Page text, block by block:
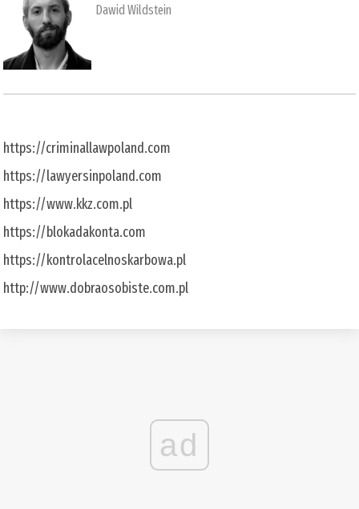
Dawid Wildstein
https://criminallawpoland.com
https://lawyersinpoland.com
https://www.kkz.com.pl
https://blokadakonta.com
https://kontrolacelnoskarbowa.pl
http://www.dobraosobiste.com.pl
ad